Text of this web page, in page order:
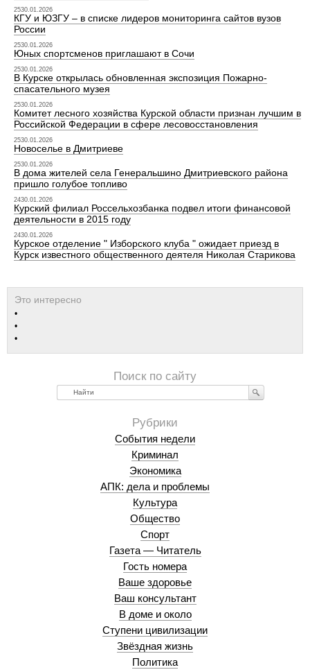
2530.01.2026
КГУ и ЮЗГУ – в списке лидеров мониторинга сайтов вузов
России
2530.01.2026
Юных спортсменов приглашают в Сочи
2530.01.2026
В Курске открылась обновленная экспозиция Пожарно-
спасательного музея
2530.01.2026
Комитет лесного хозяйства Курской области признан лучшим в
Российской Федерации в сфере лесовосстановления
2530.01.2026
Новоселье в Дмитриеве
2530.01.2026
В дома жителей села Генеральшино Дмитриевского района
пришло голубое топливо
2430.01.2026
Курский филиал Россельхозбанка подвел итоги финансовой
деятельности в 2015 году
2430.01.2026
Курское отделение " Изборского клуба " ожидает приезд в
Курск известного общественного деятеля Николая Старикова
Найти
События недели
Криминал
Экономика
АПК: дела и проблемы
Культура
Общество
Спорт
Газета — Читатель
Гость номера
Ваше здоровье
Ваш консультант
В доме и около
Ступени цивилизации
Звёздная жизнь
Политика